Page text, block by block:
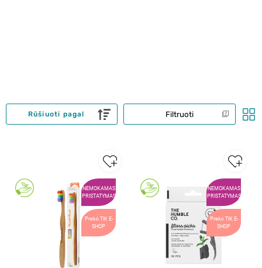
Filtruoti
Rūšiuoti pagal
NEMOKAMAS
PRISTATYMAS
Prekė TIK E-
SHOP
NEMOKAMAS
PRISTATYMAS
Prekė TIK E-
SHOP